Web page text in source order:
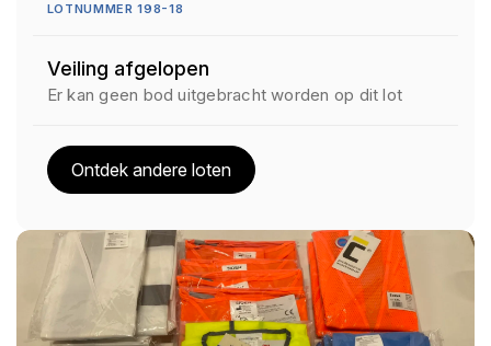
LOTNUMMER 198-18
Veiling afgelopen
Er kan geen bod uitgebracht worden op dit lot
Ontdek andere loten